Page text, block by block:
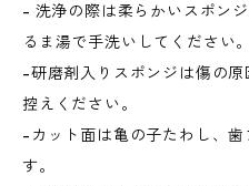
- 洗浄の際は柔らかいスポン
るま湯で手洗いしてください。
-研磨剤入りスポンジは傷の
控えください。
-カット面は亀の子たわし、
す。